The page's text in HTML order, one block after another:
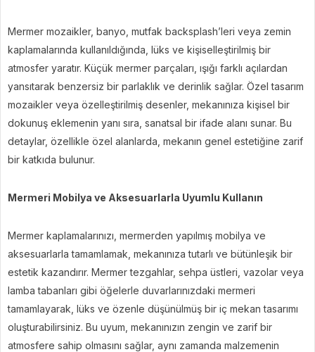
Mermer mozaikler, banyo, mutfak backsplash’leri veya zemin
kaplamalarında kullanıldığında, lüks ve kişiselleştirilmiş bir
atmosfer yaratır. Küçük mermer parçaları, ışığı farklı açılardan
yansıtarak benzersiz bir parlaklık ve derinlik sağlar. Özel tasarım
mozaikler veya özelleştirilmiş desenler, mekanınıza kişisel bir
dokunuş eklemenin yanı sıra, sanatsal bir ifade alanı sunar. Bu
detaylar, özellikle özel alanlarda, mekanın genel estetiğine zarif
bir katkıda bulunur.
Mermeri Mobilya ve Aksesuarlarla Uyumlu Kullanın
Mermer kaplamalarınızı, mermerden yapılmış mobilya ve
aksesuarlarla tamamlamak, mekanınıza tutarlı ve bütünleşik bir
estetik kazandırır. Mermer tezgahlar, sehpa üstleri, vazolar veya
lamba tabanları gibi öğelerle duvarlarınızdaki mermeri
tamamlayarak, lüks ve özenle düşünülmüş bir iç mekan tasarımı
oluşturabilirsiniz. Bu uyum, mekanınızın zengin ve zarif bir
atmosfere sahip olmasını sağlar, aynı zamanda malzemenin